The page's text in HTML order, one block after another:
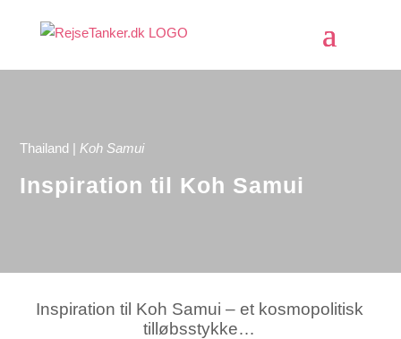
Thailand | Koh Samui
Inspiration til Koh Samui
Inspiration til Koh Samui – et kosmopolitisk
tilløbsstykke…